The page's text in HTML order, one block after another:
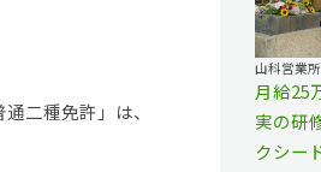
二種免許」は、
山科営業
月給25
実の研
クシー